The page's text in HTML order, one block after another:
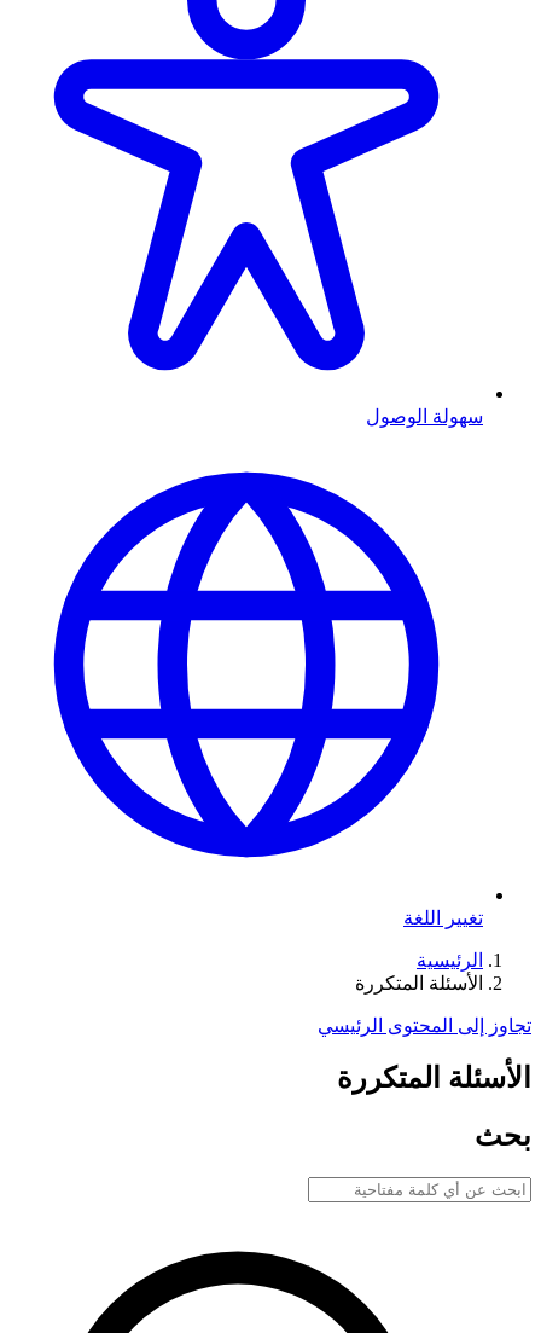
سهولة الوصول
تغيير اللغة
الرئيسية
الأسئلة المتكررة
تجاوز إلى المحتوى الرئيسي
الأسئلة المتكررة
بحث